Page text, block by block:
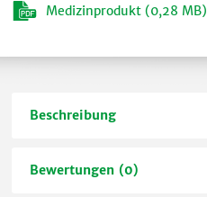
Medizinprodukt (0,28 MB)
Beschreibung
Bewertungen (0)